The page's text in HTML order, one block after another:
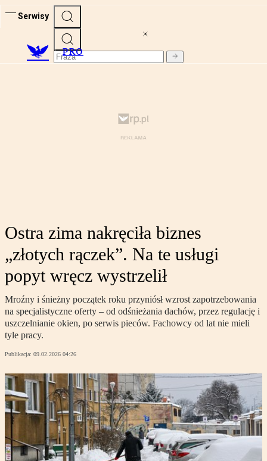
Serwisy
PRO
Ostra zima nakręciła biznes
„złotych rączek”. Na te usługi
popyt wręcz wystrzelił
Mroźny i śnieżny początek roku przyniósł wzrost zapotrzebowania
na specjalistyczne oferty – od odśnieżania dachów, przez regulację i
uszczelnianie okien, po serwis pieców. Fachowcy od lat nie mieli
tyle pracy.
Publikacja: 09.02.2026 04:26